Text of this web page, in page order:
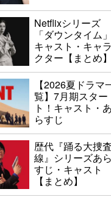
Netflixシリーズ
「ダウンタイム」
キャスト・キャラ
クター【まとめ】
【2026夏ドラマ
覧】7月期スター
ト！キャスト・あ
らすじ
歴代『踊る大捜査
線』シリーズあら
すじ・キャスト
【まとめ】